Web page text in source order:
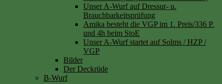
Unser A-Wurf auf Dressur- u.
Brauchbarkeitsprüfung
Amika besteht die VGP im 1. Preis/336 P.
und 4h beim StoE
Unser A-Wurf startet auf Solms / HZP /
VGP
Bilder
Der Deckrüde
B-Wurf